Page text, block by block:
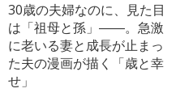
30歳の夫婦なのに、見た目
は「祖母と孫」――。急激
に老いる妻と成長が止まっ
た夫の漫画が描く「歳と幸
せ」